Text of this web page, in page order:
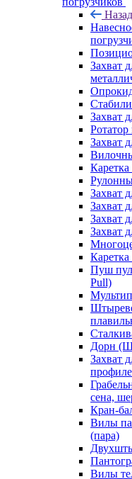
Назад
Захват
Захват
Захват
Захват
Захват
Захват
Захват
Пуш
Pull)
Дорн
Захват
сена,
Кран-
Вилы
(пара)
Вилы